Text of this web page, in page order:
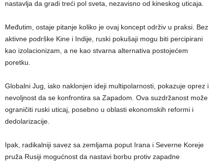
nastavlja da gradi treći pol sveta, nezavisno od kineskog uticaja.
Međutim, ostaje pitanje koliko je ovaj koncept održiv u praksi. Bez
aktivne podrške Kine i Indije, ruski pokušaji mogu biti percipirani
kao izolacionizam, a ne kao stvarna alternativa postojećem
poretku.
Globalni Jug, iako naklonjen ideji multipolarnosti, pokazuje oprez i
nevoljnost da se konfrontira sa Zapadom. Ova suzdržanost može
ograničiti ruski uticaj, posebno u oblasti ekonomskih reformi i
dedolarizacije.
Ipak, radikalniji savez sa zemljama poput Irana i Severne Koreje
pruža Rusiji mogućnost da nastavi borbu protiv zapadne